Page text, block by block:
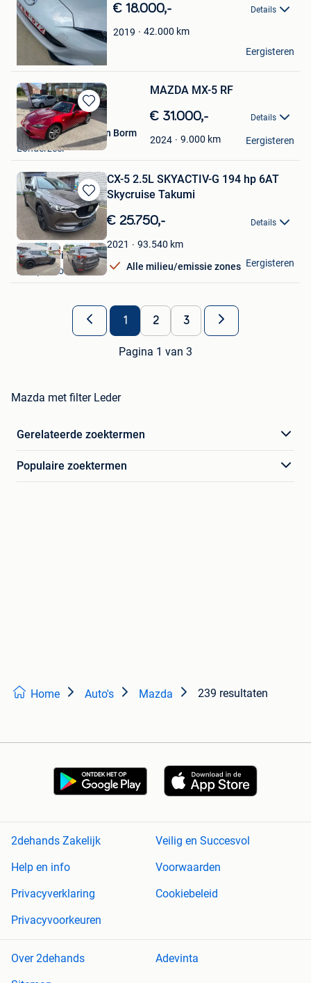
Mijn
Favorieten
€ 18.000,- Details
2019 42.000 km
annemie willems
Eergisteren
Bewaren
in
Mijn
Favorieten
MAZDA MX-5 RF
€ 31.000,- Details
2024 9.000 km
mazda specialist Van Borm
Londerzeel
Eergisteren
Bewaren
in
Mijn
Favorieten
CX-5 2.5L SKYACTIV-G 194 hp 6AT
Skycruise Takumi
€ 25.750,- Details
2021 93.540 km
Alle milieu/emissie zones
Garage Driessens
Kampenhout
Eergisteren
1 2 3
Pagina 1 van 3
Mazda met filter Leder
Gerelateerde zoektermen
Populaire zoektermen
Home Auto's Mazda 239 resultaten
2dehands Zakelijk
Veilig en Succesvol
Help en info
Voorwaarden
Privacyverklaring
Cookiebeleid
Privacyvoorkeuren
Over 2dehands
Adevinta